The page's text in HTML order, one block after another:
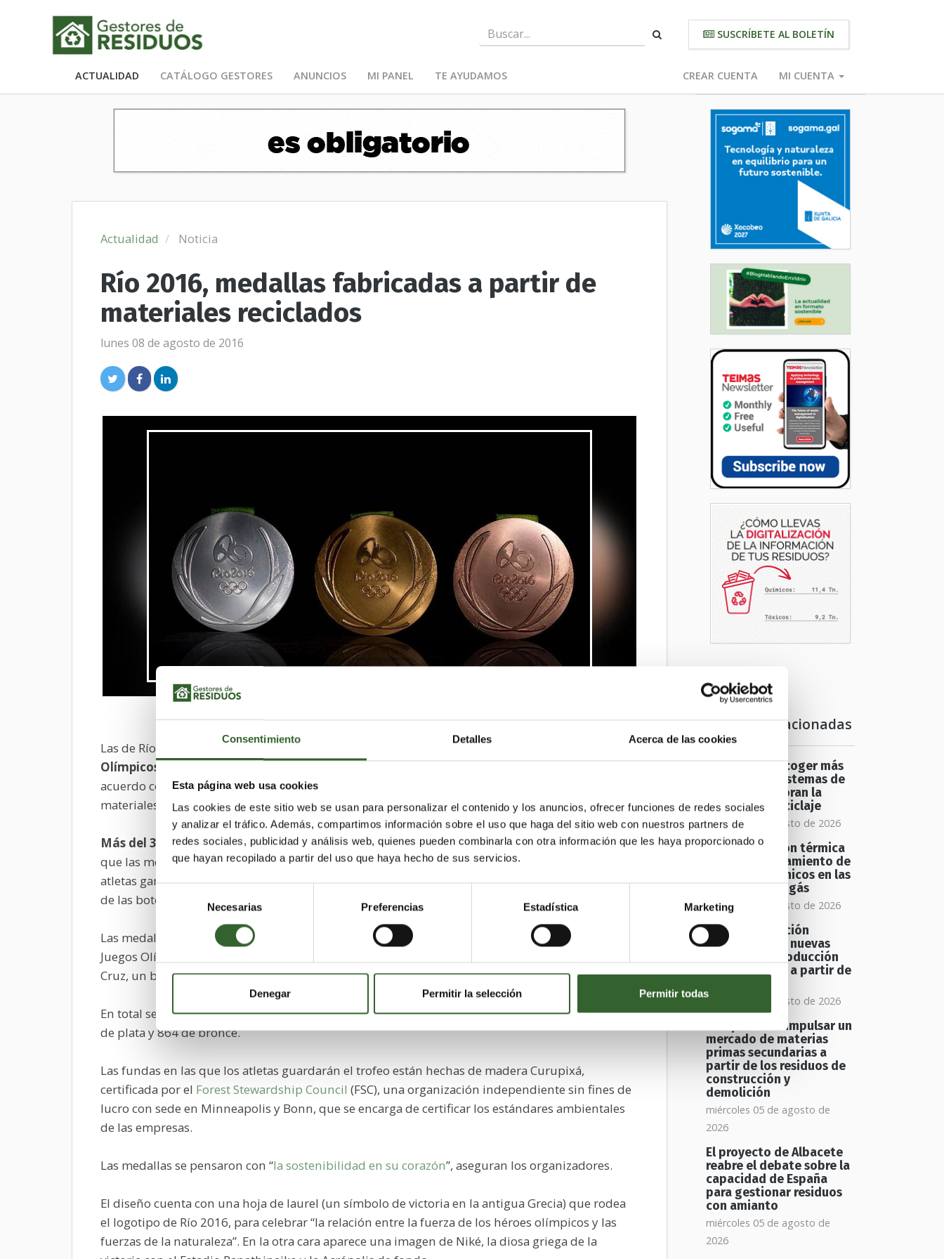
Consentimiento Detalles Acerca de las cookies
Esta página web usa cookies
Las cookies de este sitio web se usan para personalizar el contenido y los anuncios, ofrecer funciones de redes sociales
y analizar el tráfico. Además, compartimos información sobre el uso que haga del sitio web con nuestros partners de
redes sociales, publicidad y análisis web, quienes pueden combinarla con otra información que les haya proporcionado o
que hayan recopilado a partir del uso que haya hecho de sus servicios.
de
consentimiento
Necesarias Preferencias Estadística Marketing
Denegar Permitir la selección Permitir todas
SUSCRÍBETE AL BOLETÍN
ACTUALIDAD CATÁLOGO GESTORES ANUNCIOS MI PANEL TE AYUDAMOS CREAR CUENTA MI CUENTA
Actualidad Noticia
Río 2016, medallas fabricadas a partir de
materiales reciclados
lunes 08 de agosto de 2016
Las de Río 2016
serán las medallas más ecológicas jamás producidas para unos Juegos
Olímpicos
acuerdo con losmás estrictos criterios de sostenibilidad
materiales hasta la elaboración del diseño final.
Más del 30% de la plata y del bronce utilizados provienen de material reciclado, mientras
que las medallas de oro no llevan trazas de mercurio. Las cintas que envolverán los cuellos de los
atletas ganadores estánhechas por un 50% de PET reciclado, procedente de la recuperación
de las botellas de plástico.
Las medallas de Río 2016 han sido creadas bajo la dirección del Comité Organizador de los
Juegos Olímpicos y Paralímpicos y de la Casa de Moneda de Brasil, que las produce en Santa
Cruz, un barrio del oeste de Río de Janeiro.
En total se han producido 2.488 medallas, cada una con un peso de 500 gramos: 812 de oro, 812
de plata y 864 de bronce.
Las fundas en las que los atletas guardarán el trofeo están hechas de madera Curupixá,
certificada por el Forest Stewardship Council (FSC), una organización independiente sin fines de
lucro con sede en Minneapolis y Bonn, que se encarga de certificar los estándares ambientales
de las empresas.
Las medallas se pensaron con “la sostenibilidad en su corazón”, aseguran los organizadores.
El diseño cuenta con una hoja de laurel (un símbolo de victoria en la antigua Grecia) que rodea
el logotipo de Río 2016, para celebrar “la relación entre la fuerza de los héroes olímpicos y las
fuerzas de la naturaleza”. En la otra cara aparece una imagen de Niké, la diosa griega de la
Noticias relacionadas
Más allá de recoger más
envases: los sistemas de
depósito mejoran la
calidad del reciclaje
jueves 06 de agosto de 2026
La recuperación térmica
mejora el tratamiento de
residuos orgánicos en las
plantas de biogás
jueves 06 de agosto de 2026
Una investigación
española abre nuevas
vías para la producción
de biometano a partir de
jueves 06 de agosto de 2026
Europa busca impulsar un
mercado de materias
primas secundarias a
partir de los residuos de
construcción y
demolición
miércoles 05 de agosto de
2026
El proyecto de Albacete
reabre el debate sobre la
capacidad de España
para gestionar residuos
con amianto
miércoles 05 de agosto de
2026